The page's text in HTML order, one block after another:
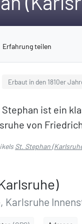
Erfahrung teilen
Erbaut in den 1810er
Stephan ist ein
von
St. Stephan
Karlsruhe